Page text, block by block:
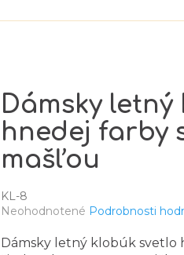
Dámsky letný klobúk svetlo
Dámsky
hnedej farby
mašľou
KL-8
Priemerné
produktu
Neohodnotené Podrobnosti